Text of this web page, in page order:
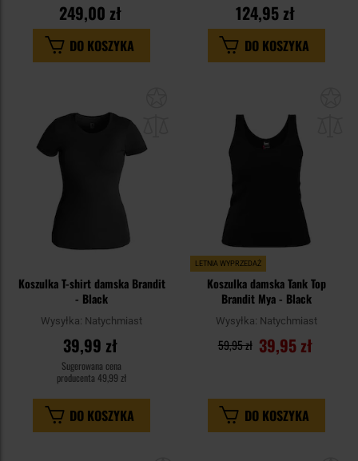
249,00 zł
DO KOSZYKA
124,95 zł
DO KOSZYKA
Koszulka T-shirt damska Brandit
- Black
Wysyłka: Natychmiast
39,99 zł
Sugerowana cena
producenta 49,99 zł
DO KOSZYKA
LETNIA WYPRZEDAŻ
Koszulka damska Tank Top
Brandit Mya - Black
Wysyłka: Natychmiast
39,95 zł
59,95 zł
DO KOSZYKA